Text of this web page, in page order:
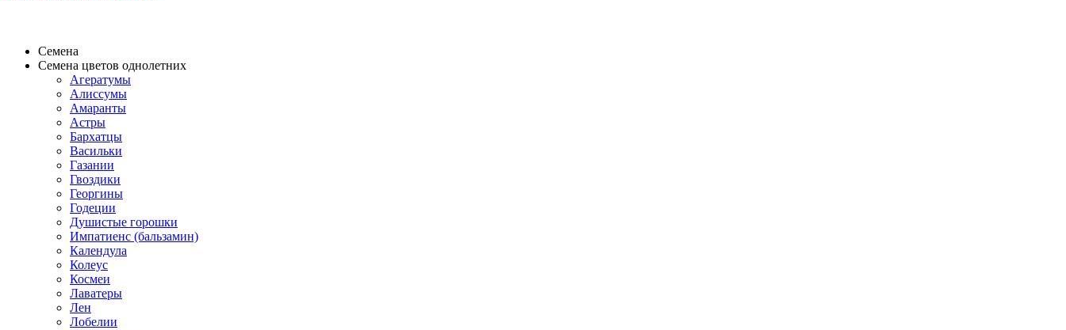
Семена
Семена цветов однолетних
Агератумы
Алиссумы
Амаранты
Астры
Бархатцы
Васильки
Газании
Гвоздики
Георгины
Годеции
Душистые горошки
Импатиенс (бальзамин)
Календула
Колеус
Космеи
Лаватеры
Лен
Лобелии